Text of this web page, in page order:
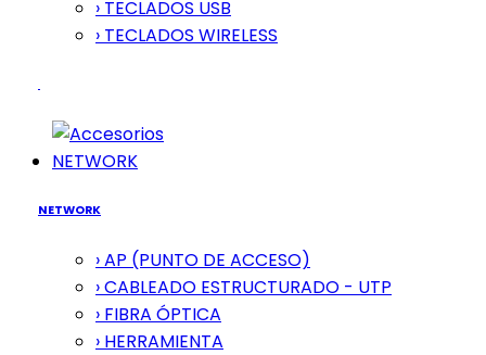
› TECLADOS USB
› TECLADOS WIRELESS
NETWORK
NETWORK
› AP (PUNTO DE ACCESO)
› CABLEADO ESTRUCTURADO - UTP
› FIBRA ÓPTICA
› HERRAMIENTA